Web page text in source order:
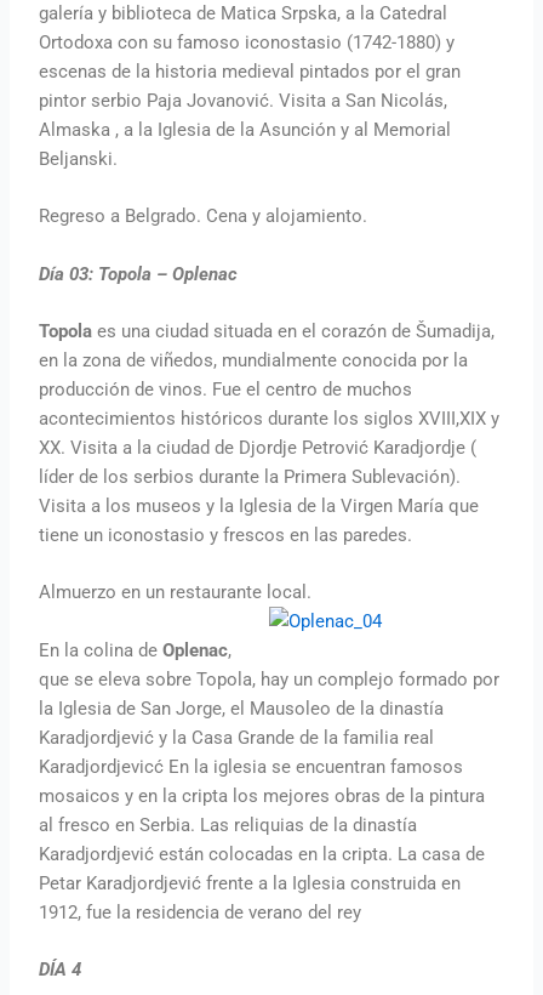
galería y biblioteca de Matica Srpska, a la Catedral
Ortodoxa con su famoso iconostasio (1742-1880) y
escenas de la historia medieval pintados por el gran
pintor serbio Paja Jovanović. Visita a San Nicolás,
Almaska , a la Iglesia de la Asunción y al Memorial
Beljanski.
Regreso a Belgrado. Cena y alojamiento.
Día 03: Topola – Oplenac
Topolaes una ciudad situada en el corazón de Šumadija,
en la zona de viñedos, mundialmente conocida por la
producción de vinos. Fue el centro de muchos
acontecimientos históricos durante los siglos XVIII,XIX y
XX. Visita a la ciudad de Djordje Petrović Karadjordje (
líder de los serbios durante la Primera Sublevación).
Visita a los museos y la Iglesia de la Virgen María que
tiene un iconostasio y frescos en las paredes.
Almuerzo en un restaurante local.
En la colina deOplenac,
que se eleva sobre Topola, hay un complejo formado por
la Iglesia de San Jorge, el Mausoleo de la dinastía
Karadjordjević y la Casa Grande de la familia real
Karadjordjevicć En la iglesia se encuentran famosos
mosaicos y en la cripta los mejores obras de la pintura
al fresco en Serbia. Las reliquias de la dinastía
Karadjordjević están colocadas en la cripta. La casa de
Petar Karadjordjević frente a la Iglesia construida en
1912, fue la residencia de verano del rey
DÍA 4